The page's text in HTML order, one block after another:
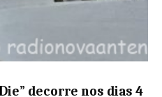
decorre nos dias 4